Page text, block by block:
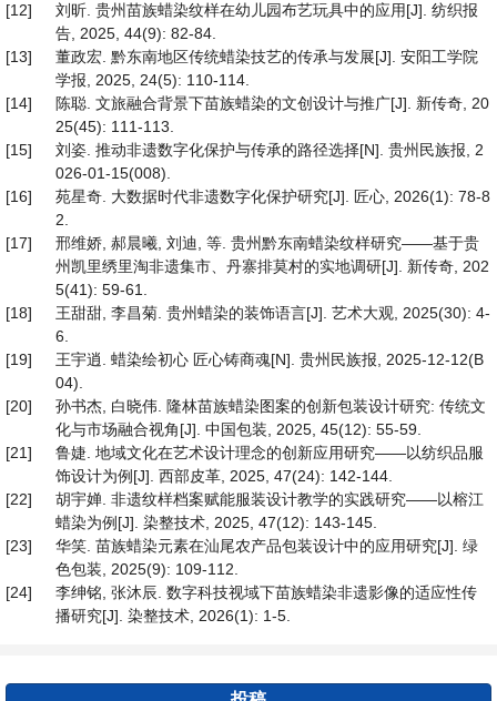
[12]
刘昕. 贵州苗族蜡染纹样在幼儿园布艺玩具中的应用[J]. 纺织报
告, 2025, 44(9): 82-84.
[13]
董政宏. 黔东南地区传统蜡染技艺的传承与发展[J]. 安阳工学院
学报, 2025, 24(5): 110-114.
[14]
陈聪. 文旅融合背景下苗族蜡染的文创设计与推广[J]. 新传奇, 20
25(45): 111-113.
[15]
刘姿. 推动非遗数字化保护与传承的路径选择[N]. 贵州民族报, 2
026-01-15(008).
[16]
苑星奇. 大数据时代非遗数字化保护研究[J]. 匠心, 2026(1): 78-8
2.
[17]
邢维娇, 郝晨曦, 刘迪, 等. 贵州黔东南蜡染纹样研究——基于贵
州凯里绣里淘非遗集市、丹寨排莫村的实地调研[J]. 新传奇, 202
5(41): 59-61.
[18]
王甜甜, 李昌菊. 贵州蜡染的装饰语言[J]. 艺术大观, 2025(30): 4-
6.
[19]
王宇逍. 蜡染绘初心 匠心铸商魂[N]. 贵州民族报, 2025-12-12(B
04).
[20]
孙书杰, 白晓伟. 隆林苗族蜡染图案的创新包装设计研究: 传统文
化与市场融合视角[J]. 中国包装, 2025, 45(12): 55-59.
[21]
鲁婕. 地域文化在艺术设计理念的创新应用研究——以纺织品服
饰设计为例[J]. 西部皮革, 2025, 47(24): 142-144.
[22]
胡宇婵. 非遗纹样档案赋能服装设计教学的实践研究——以榕江
蜡染为例[J]. 染整技术, 2025, 47(12): 143-145.
[23]
华笑. 苗族蜡染元素在汕尾农产品包装设计中的应用研究[J]. 绿
色包装, 2025(9): 109-112.
[24]
李绅铭, 张沐辰. 数字科技视域下苗族蜡染非遗影像的适应性传
播研究[J]. 染整技术, 2026(1): 1-5.